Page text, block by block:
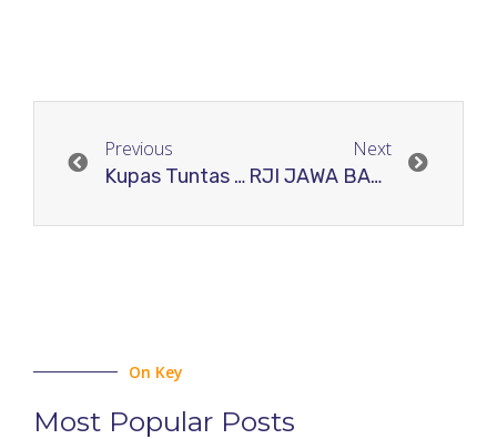
Previous
Kupas Tuntas Akreditasi Jurnal: RJI Fasilitasi Pendampingan Submit ARJUNA
Next
RJI JAWA BARAT KUPAS TUNTAS ANCAMAN SIBER DAN SOLUSI UNTUK KEAMANAN JURNAL ILMIAH
On Key
Most Popular Posts